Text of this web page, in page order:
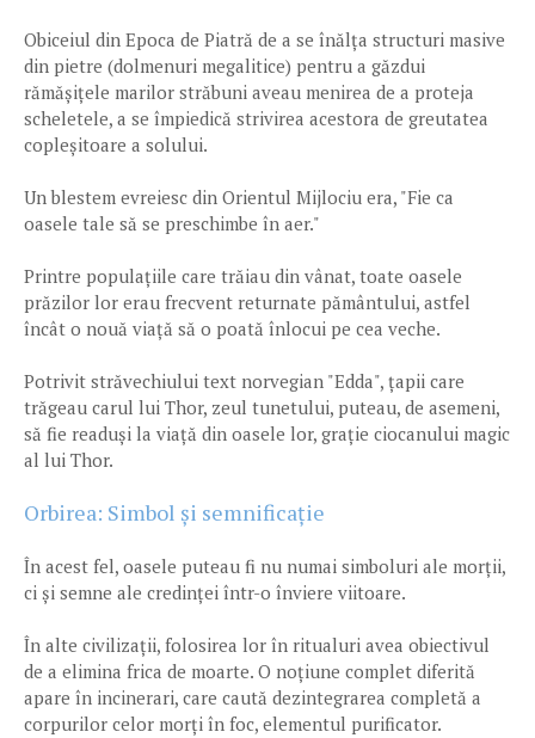
Obiceiul din Epoca de Piatră de a se înălța structuri masive
din pietre (dolmenuri megalitice) pentru a găzdui
rămășițele marilor străbuni aveau menirea de a proteja
scheletele, a se împiedică strivirea acestora de greutatea
copleșitoare a solului.
Un blestem evreiesc din Orientul Mijlociu era, "Fie ca
oasele tale să se preschimbe în aer."
Printre populațiile care trăiau din vânat, toate oasele
prăzilor lor erau frecvent returnate pământului, astfel
încât o nouă viață să o poată înlocui pe cea veche.
Potrivit străvechiului text norvegian "Edda", țapii care
trăgeau carul lui Thor, zeul tunetului, puteau, de asemeni,
să fie readuși la viață din oasele lor, grație ciocanului magic
al lui Thor.
Orbirea: Simbol și semnificație
În acest fel, oasele puteau fi nu numai simboluri ale morții,
ci și semne ale credinței într-o înviere viitoare.
În alte civilizații, folosirea lor în ritualuri avea obiectivul
de a elimina frica de moarte. O noțiune complet diferită
apare în incinerari, care caută dezintegrarea completă a
corpurilor celor morți în foc, elementul purificator.